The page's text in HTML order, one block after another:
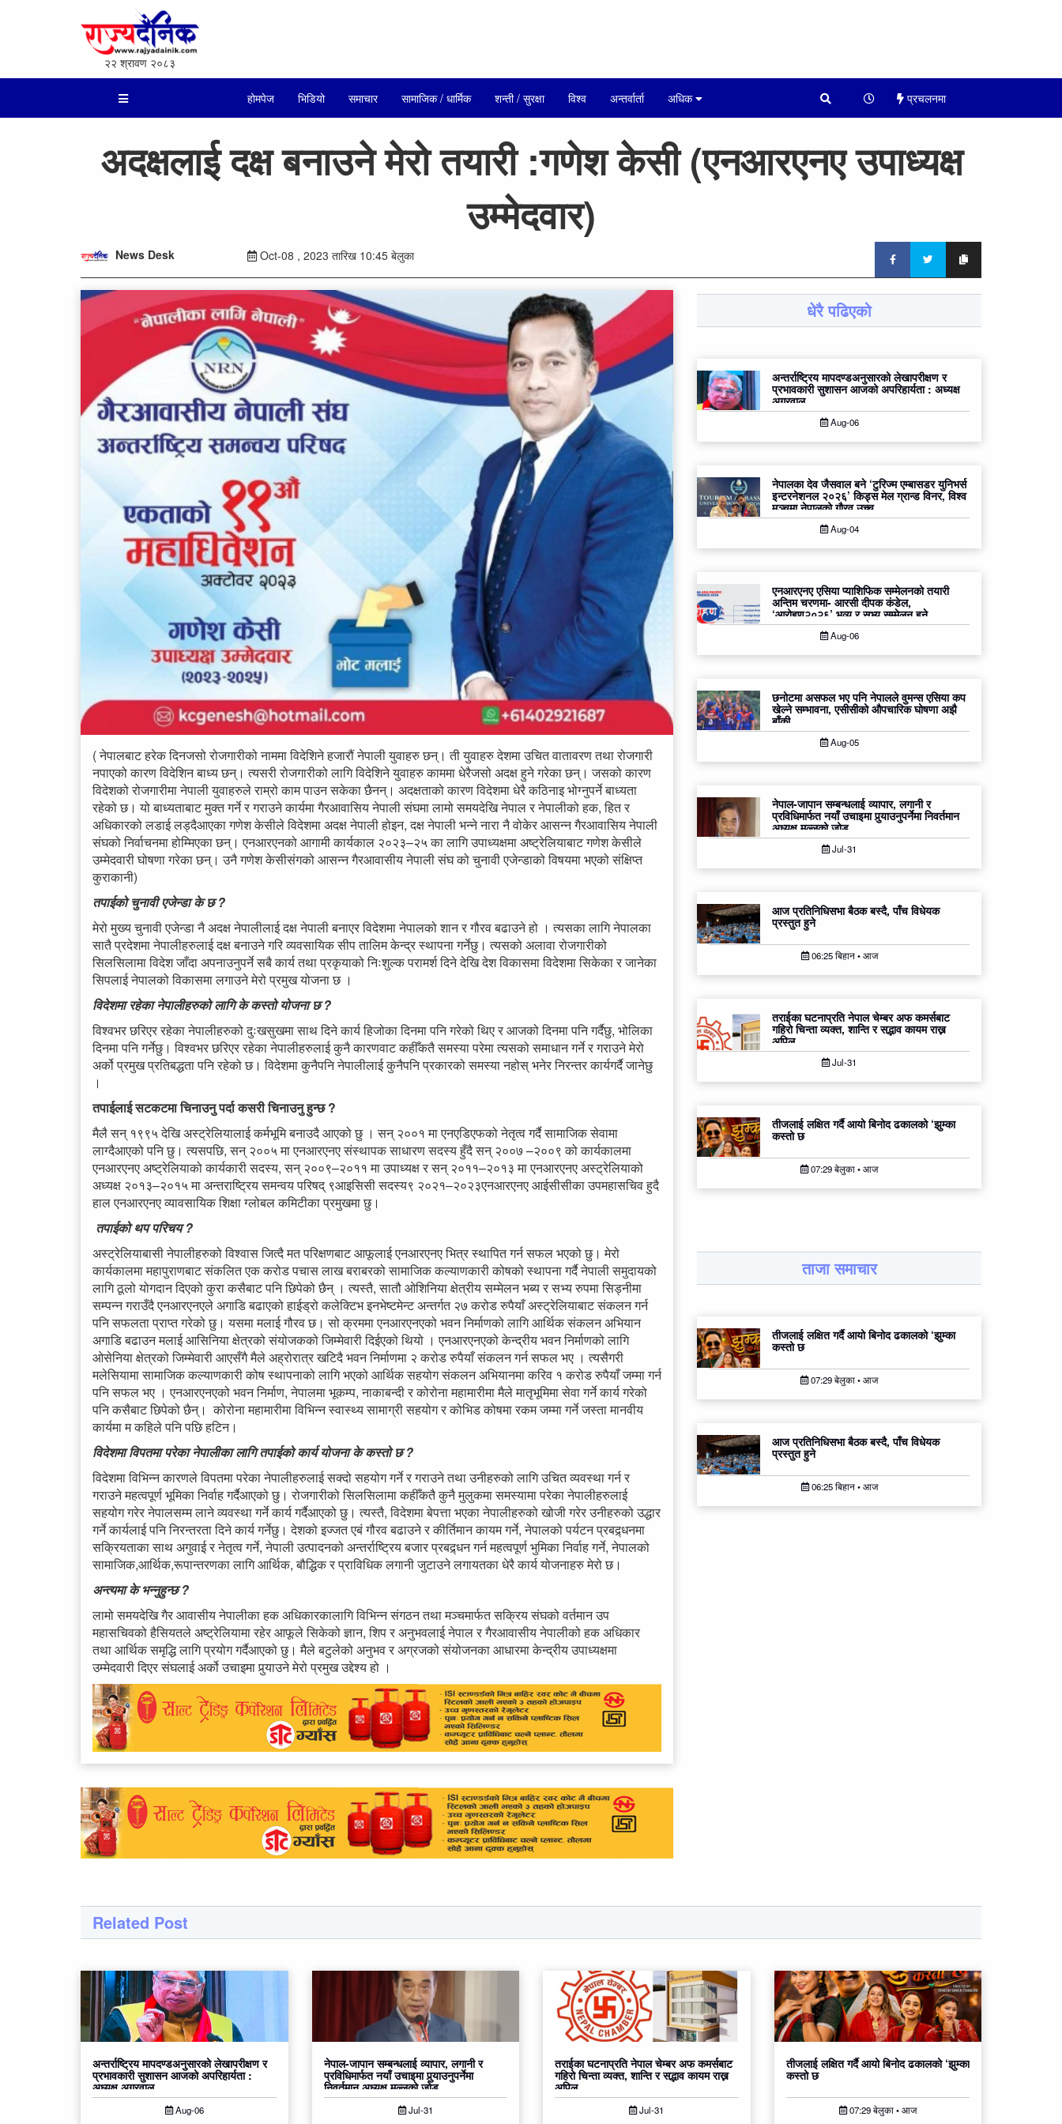
२२ श्रावण २०८३
होमपेज भिडियो समाचार सामाजिक / धार्मिक शन्ती / सुरक्षा विश्व अन्तर्वार्ता अधिक प्रचलनमा
अदक्षलाई दक्ष बनाउने मेरो तयारी :गणेश केसी (एनआरएनए उपाध्यक्ष
उम्मेदवार)
News Desk Oct-08 , 2023 तारिख 10:45 बेलुका
( नेपालबाट हरेक दिनजसो रोजगारीको नाममा विदेशिने हजारौं नेपाली युवाहरु छन्। ती युवाहरु देशमा उचित वातावरण तथा रोजगारी
नपाएको कारण विदेशिन बाध्य छन्। त्यसरी रोजगारीको लागि विदेशिने युवाहरु काममा धेरैजसो अदक्ष हुने गरेका छन्। जसको कारण
विदेशको रोजगारीमा नेपाली युवाहरुले राम्रो काम पाउन सकेका छैनन्। अदक्षताको कारण विदेशमा धेरै कठिनाइ भोग्नुपर्ने बाध्यता
रहेको छ। यो बाध्यताबाट मुक्त गर्ने र गराउने कार्यमा गैरआवासिय नेपाली संघमा लामो समयदेखि नेपाल र नेपालीको हक, हित र
अधिकारको लडाई लड्दैआएका गणेश केसीले विदेशमा अदक्ष नेपाली होइन, दक्ष नेपाली भन्ने नारा नै वोकेर आसन्न गैरआवासिय नेपाली
संघको निर्वाचनमा होम्मिएका छन्। एनआरएनको आगामी कार्यकाल २०२३–२५ का लागि उपाध्यक्षमा अष्ट्रेलियाबाट गणेश केसीले
उम्मेदवारी घोषणा गरेका छन्। उनै गणेश केसीसंगको आसन्न गैरआवासीय नेपाली संघ को चुनावी एजेन्डाको विषयमा भएको संक्षिप्त
कुराकानी)
तपाईको चुनावी एजेन्डा के छ ?
मेरो मुख्य चुनावी एजेन्डा नै अदक्ष नेपालीलाई दक्ष नेपाली बनाएर विदेशमा नेपालको शान र गौरव बढाउने हो । त्यसका लागि नेपालका
सातै प्रदेशमा नेपालीहरुलाई दक्ष बनाउने गरि व्यवसायिक सीप तालिम केन्द्र स्थापना गर्नेछु। त्यसको अलावा रोजगारीको
सिलसिलामा विदेश जाँदा अपनाउनुपर्ने सबै कार्य तथा प्रकृयाको निःशुल्क परामर्श दिने देखि देश विकासमा विदेशमा सिकेका र जानेका
सिपलाई नेपालको विकासमा लगाउने मेरो प्रमुख योजना छ ।
विदेशमा रहेका नेपालीहरुको लागि के कस्तो योजना छ ?
विश्वभर छरिएर रहेका नेपालीहरुको दुःखसुखमा साथ दिने कार्य हिजोका दिनमा पनि गरेको थिए र आजको दिनमा पनि गर्दैछु, भोलिका
दिनमा पनि गर्नेछु। विश्वभर छरिएर रहेका नेपालीहरुलाई कुनै कारणवाट कहीँकतै समस्या परेमा त्यसको समाधान गर्ने र गराउने मेरो
अर्को प्रमुख प्रतिबद्धता पनि रहेको छ। विदेशमा कुनैपनि नेपालीलाई कुनैपनि प्रकारको समस्या नहोस् भनेर निरन्तर कार्यगर्दै जानेछु
।
तपाईलाई सटकटमा चिनाउनु पर्दा कसरी चिनाउनु हुन्छ ?
मैलै सन् १९९५ देखि अस्ट्रेलियालाई कर्मभूमि बनाउदै आएको छु । सन् २००१ मा एनएडिएफको नेतृत्व गर्दै सामाजिक सेवामा
लाग्दैआएको पनि छु। त्यसपछि, सन् २००५ मा एनआरएनए संस्थापक साधारण सदस्य हुँदै सन् २००७ –२००९ को कार्यकालमा
एनआरएनए अष्ट्रेलियाको कार्यकारी सदस्य, सन् २००९–२०११ मा उपाध्यक्ष र सन् २०११–२०१३ मा एनआरएनए अस्ट्रेलियाको
अध्यक्ष २०१३–२०१५ मा अन्तराष्ट्रिय समन्वय परिषद् ९आइसिसी सदस्य९ २०२१–२०२३एनआरएनए आईसीसीका उपमहासचिव हुदै
हाल एनआरएनए व्यावसायिक शिक्षा ग्लोबल कमिटीका प्रमुखमा छु।
तपाईको थप परिचय ?
अस्ट्रेलियाबासी नेपालीहरुको विश्वास जित्दै मत परिक्षणबाट आफूलाई एनआरएनए भित्र स्थापित गर्न सफल भएको छु। मेरो
कार्यकालमा महापुराणबाट संकलित एक करोड पचास लाख बराबरको सामाजिक कल्याणकारी कोषको स्थापना गर्दै नेपाली समुदायको
लागि ठूलो योगदान दिएको कुरा कसैबाट पनि छिपेको छैन् । त्यस्तै, सातौ ओशिनिया क्षेत्रीय सम्मेलन भब्य र सभ्य रुपमा सिड्नीमा
सम्पन्न गराउँदै एनआरएनएले अगाडि बढाएको हाईड्रो कलेक्टिभ इनभेष्टमेन्ट अन्तर्गत २७ करोड रुपैयाँ अस्ट्रेलियाबाट संकलन गर्न
पनि सफलता प्राप्त गरेको छु। यसमा मलाई गौरव छ। सो क्रममा एनआरएनएको भवन निर्माणको लागि आर्थिक संकलन अभियान
अगाडि बढाउन मलाई आसिनिया क्षेत्रको संयोजकको जिम्मेवारी दिईएको थियो । एनआरएनएको केन्द्रीय भवन निर्माणको लागि
ओसेनिया क्षेत्रको जिम्मेवारी आएसँगै मैले अह्रोरात्र खटिदै भवन निर्माणमा २ करोड रुपैयाँ संकलन गर्न सफल भए । त्यसैगरी
मलेसियामा सामाजिक कल्याणकारी कोष स्थापनाको लागि भएको आर्थिक सहयोग संकलन अभियानमा करिव १ करोड रुपैयाँ जम्मा गर्न
पनि सफल भए । एनआरएनएको भवन निर्माण, नेपालमा भूकम्प, नाकाबन्दी र कोरोना महामारीमा मैले मातृभूमिमा सेवा गर्ने कार्य गरेको
पनि कसैबाट छिपेको छैन्। कोरोना महामारीमा विभिन्न स्वास्थ्य सामाग्री सहयोग र कोभिड कोषमा रकम जम्मा गर्ने जस्ता मानवीय
कार्यमा म कहिले पनि पछि हटिन।
विदेशमा विपतमा परेका नेपालीका लागि तपाईको कार्य योजना के कस्तो छ ?
विदेशमा विभिन्न कारणले विपतमा परेका नेपालीहरुलाई सक्दो सहयोग गर्ने र गराउने तथा उनीहरुको लागि उचित व्यवस्था गर्न र
गराउने महत्वपूर्ण भूमिका निर्वाह गर्दैआएको छु। रोजगारीको सिलसिलामा कहीँकतै कुनै मुलुकमा समस्यामा परेका नेपालीहरुलाई
सहयोग गरेर नेपालसम्म लाने व्यवस्था गर्ने कार्य गर्दैआएको छु। त्यस्तै, विदेशमा बेपत्ता भएका नेपालीहरुको खोजी गरेर उनीहरुको उद्धार
गर्ने कार्यलाई पनि निरन्तरता दिने कार्य गर्नेछु। देशको इज्जत एबं गौरव बढाउने र कीर्तिमान कायम गर्ने, नेपालको पर्यटन प्रबद्र्धनमा
सक्रियताका साथ अगुवाई र नेतृत्व गर्ने, नेपाली उत्पादनको अन्तर्राष्ट्रिय बजार प्रबद्र्धन गर्न महत्वपूर्ण भुमिका निर्वाह गर्ने, नेपालको
सामाजिक,आर्थिक,रूपान्तरणका लागि आर्थिक, बौद्धिक र प्राविधिक लगानी जुटाउने लगायतका धेरै कार्य योजनाहरु मेरो छ।
अन्त्यमा के भन्नुहुन्छ ?
लामो समयदेखि गैर आवासीय नेपालीका हक अधिकारकालागि विभिन्न संगठन तथा मञ्चमार्फत सक्रिय संघको वर्तमान उप
महासचिवको हैसियतले अष्ट्रेलियामा रहेर आफूले सिकेको ज्ञान, शिप र अनुभवलाई नेपाल र गैरआवासीय नेपालीको हक अधिकार
तथा आर्थिक समृद्धि लागि प्रयोग गर्दैआएको छु। मैले बटुलेको अनुभव र अग्रजको संयोजनका आधारमा केन्द्रीय उपाध्यक्षमा
उम्मेदवारी दिएर संघलाई अर्को उचाइमा पुर्‍याउने मेरो प्रमुख उद्देश्य हो ।
धेरै पढिएको
अन्तर्राष्ट्रिय मापदण्डअनुसारको लेखापरीक्षण र
प्रभावकारी सुशासन आजको अपरिहार्यता : अध्यक्ष
अग्रवाल
Aug-06
नेपालका देव जैसवाल बने ‘टुरिज्म एम्बासडर युनिभर्स
इन्टरनेशनल २०२६’ किड्स मेल ग्रान्ड विनर, विश्व
मञ्चमा नेपालको गौरव उच्च
Aug-04
एनआरएनए एसिया प्याशिफिक सम्मेलनको तयारी
अन्तिम चरणमा- आरसी दीपक कंडेल,
‘आरोहण२०२६’ भव्य र सभ्य सम्मेलन हुने
Aug-06
छनोटमा असफल भए पनि नेपालले वुमन्स एसिया कप
खेल्ने सम्भावना, एसीसीको औपचारिक घोषणा अझै
बाँकी
Aug-05
नेपाल-जापान सम्बन्धलाई व्यापार, लगानी र
प्रविधिमार्फत नयाँ उचाइमा पुर्‍याउनुपर्नेमा निवर्तमान
अध्यक्ष मल्लको जोड
Jul-31
आज प्रतिनिधिसभा बैठक बस्दै, पाँच विधेयक
प्रस्तुत हुने
06:25 बिहान • आज
तराईका घटनाप्रति नेपाल चेम्बर अफ कमर्सबाट
गहिरो चिन्ता व्यक्त, शान्ति र सद्भाव कायम राख्न
अपिल
Jul-31
तीजलाई लक्षित गर्दै आयो बिनोद ढकालको ‘झुम्का
कस्तो छ
07:29 बेलुका • आज
ताजा समाचार
तीजलाई लक्षित गर्दै आयो बिनोद ढकालको ‘झुम्का
कस्तो छ
07:29 बेलुका • आज
आज प्रतिनिधिसभा बैठक बस्दै, पाँच विधेयक
प्रस्तुत हुने
06:25 बिहान • आज
Related Post
अन्तर्राष्ट्रिय मापदण्डअनुसारको लेखापरीक्षण र
प्रभावकारी सुशासन आजको अपरिहार्यता :
अध्यक्ष अग्रवाल
Aug-06
नेपाल-जापान सम्बन्धलाई व्यापार, लगानी र
प्रविधिमार्फत नयाँ उचाइमा पुर्‍याउनुपर्नेमा
निवर्तमान अध्यक्ष मल्लको जोड
Jul-31
तराईका घटनाप्रति नेपाल चेम्बर अफ कमर्सबाट
गहिरो चिन्ता व्यक्त, शान्ति र सद्भाव कायम राख्न
अपिल
Jul-31
तीजलाई लक्षित गर्दै आयो बिनोद ढकालको ‘झुम्का
कस्तो छ
07:29 बेलुका • आज